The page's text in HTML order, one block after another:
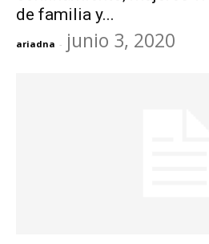
de familia y...
ariadna - junio 3, 2020